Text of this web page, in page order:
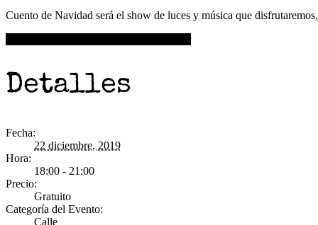
Cuento de Navidad será el show de luces y música que
Detalles
Fecha:
22 diciembre, 2019
Hora:
18:00 - 21:00
Precio:
Gratuito
Categoría del Evento:
Calle